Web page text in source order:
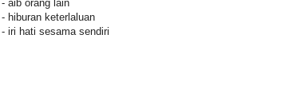
- aib orang lain
- hiburan keterlaluan
- iri hati sesama sendiri